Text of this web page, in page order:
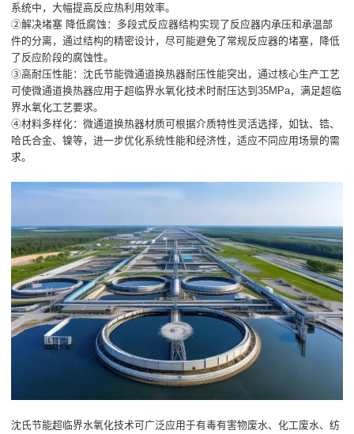
系统中，大幅提高反应热利用效率。
②解决堵塞 降低腐蚀：多段式反应器结构实现了反应器内承压和承温部
件的分离，通过结构的精密设计，尽可能避免了常规反应器的堵塞，降低
了反应阶段的腐蚀性。
③高耐压性能：沈氏节能微通道换热器耐压性能突出，通过核心生产工艺
可使微通道换热器应用于超临界水氧化技术时耐压达到35MPa，满足超临
界水氧化工艺要求。
④材料多样化：微通道换热器材质可根据介质特性灵活选择，如钛、锆、
哈氏合金、镍等，进一步优化系统性能和经济性，适应不同应用场景的需
求。
沈氏节能超临界水氧化技术可广泛应用于有毒有害物废水、化工废水、纺